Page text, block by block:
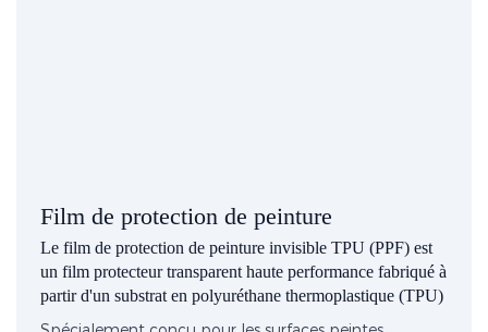
Film de protection de peinture
Le film de protection de peinture invisible TPU (PPF) est
un film protecteur transparent haute performance fabriqué à
partir d'un substrat en polyuréthane thermoplastique (TPU)